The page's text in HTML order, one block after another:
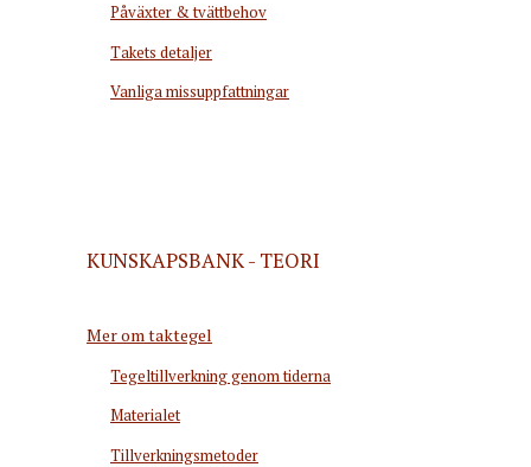
Påväxter & tvättbehov
Takets detaljer
Vanliga missuppfattningar
KUNSKAPSBANK - TEORI
Mer om taktegel
Tegeltillverkning genom tiderna
Materialet
Tillverkningsmetoder